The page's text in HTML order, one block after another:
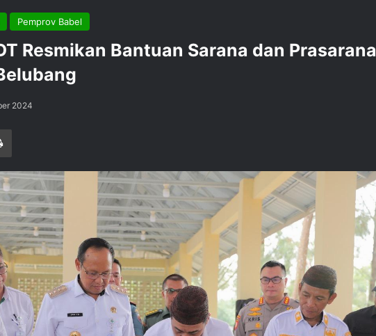
Pemprov Babel
Resmikan Bantuan Sarana dan Prasarana
2024
Print